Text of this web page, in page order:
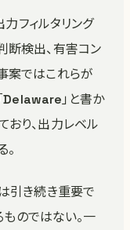
フィルタリング
断検出、有害コン
案ではこれらが
Delaware」と書か
おり、出力レベル
引き続き重要で
のではない。一